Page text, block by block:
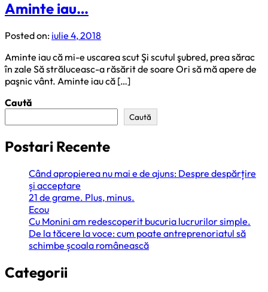
Aminte iau…
Posted on: iulie 4, 2018
Aminte iau că mi-e uscarea scut Şi scutul şubred, prea sărac
în zale Să străluceasc-a răsărit de soare Ori să mă apere de
paşnic vânt. Aminte iau că […]
Caută
Caută
Postari Recente
Când apropierea nu mai e de ajuns: Despre despărțire
și acceptare
21 de grame. Plus, minus.
Ecou
Cu Monini am redescoperit bucuria lucrurilor simple.
De la tăcere la voce: cum poate antreprenoriatul să
schimbe școala românească
Categorii